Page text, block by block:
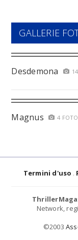
GALLERIE
Desdemona
Magnus 4 FOTO
Termini d'uso
Network,
©2003